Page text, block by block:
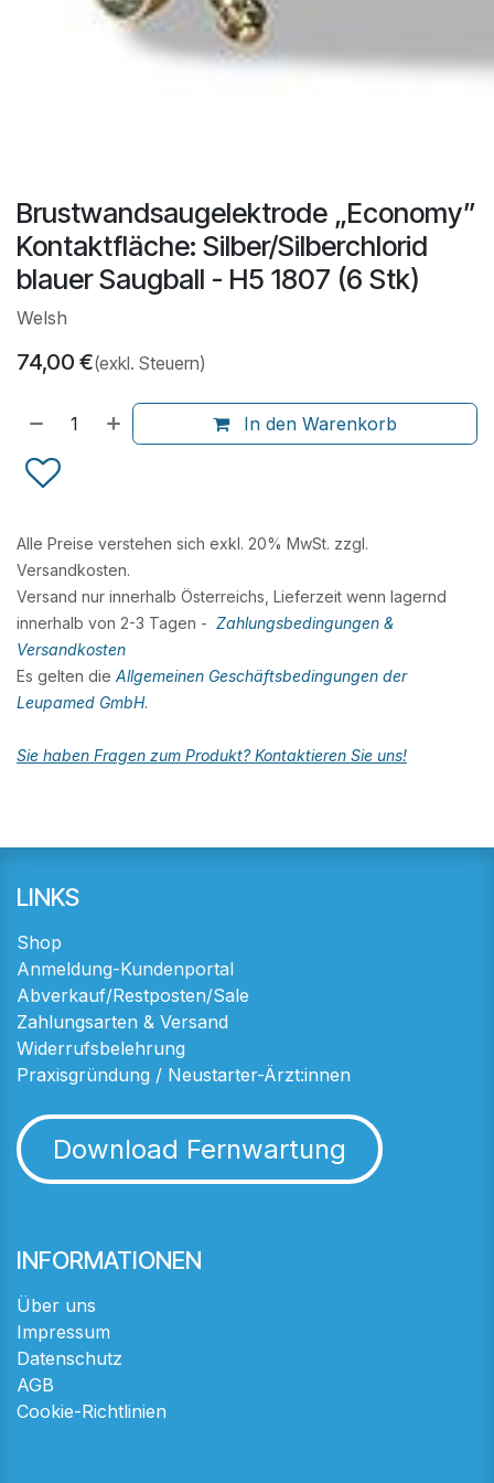
Brustwandsaugelektrode „Economy”
Kontaktfläche: Silber/Silberchlorid
blauer Saugball - H5 1807 (6 Stk)
Welsh
74,00 €(exkl. Steuern)
In den Warenkorb
Alle Preise verstehen sich exkl. 20% MwSt. zzgl.
Versandkosten.
Versand nur innerhalb Österreichs, Lieferzeit wenn lagernd
innerhalb von 2-3 Tagen - Zahlungsbedingungen &
Versandkosten
Es gelten die Allgemeinen Geschäftsbedingungen der
Leupamed GmbH.
Sie haben Fragen zum Produkt? Kontaktieren Sie uns!
LINKS
Shop
Anmeldung-Kundenportal
Abverkauf/Restposten/Sale
Zahlungsarten & Versand
Widerrufsbelehrung
Praxisgründung / Neustarter-Ärzt:innen
Download Fernwartung
INFORMATIONEN
Über uns
Impressum
Datenschutz
AGB
Cookie-Richtlinien